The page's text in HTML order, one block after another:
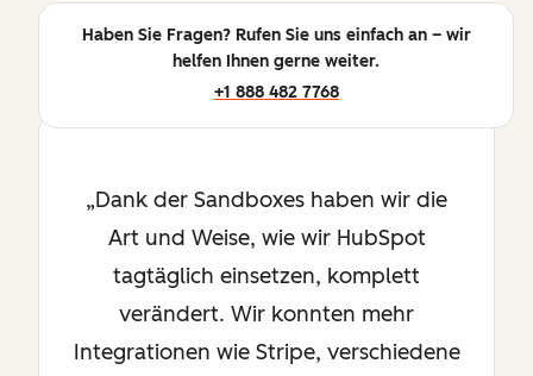
Haben Sie Fragen? Rufen Sie uns einfach an – wir
helfen Ihnen gerne weiter.
+1 888 482 7768
Dank der Sandboxes haben wir die
Art und Weise, wie wir HubSpot
tagtäglich einsetzen, komplett
verändert. Wir konnten mehr
Integrationen wie Stripe, verschiedene